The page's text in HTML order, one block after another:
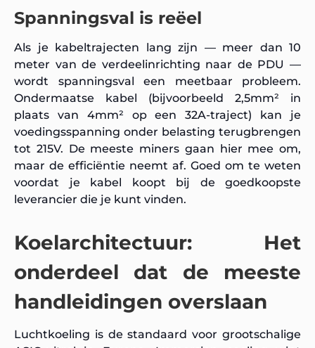
Spanningsval is reëel
Als je kabeltrajecten lang zijn — meer dan 10
meter van de verdeelinrichting naar de PDU —
wordt spanningsval een meetbaar probleem.
Ondermaatse kabel (bijvoorbeeld 2,5mm² in
plaats van 4mm² op een 32A-traject) kan je
voedingsspanning onder belasting terugbrengen
tot 215V. De meeste miners gaan hier mee om,
maar de efficiëntie neemt af. Goed om te weten
voordat je kabel koopt bij de goedkoopste
leverancier die je kunt vinden.
Koelarchitectuur: Het
onderdeel dat de meeste
handleidingen overslaan
Luchtkoeling is de standaard voor grootschalige